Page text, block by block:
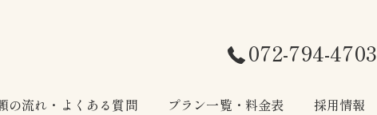
072-794-4703
の流れ・よくある質問 プラン一覧・料金表 採用情報